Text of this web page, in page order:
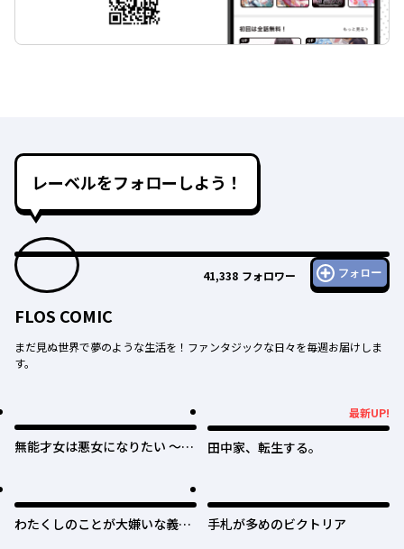
レーベルをフォローしよう！
41,338 フォロワー フォロー
FLOS COMIC
まだ見ぬ世界で夢のような生活を！ファンタジックな日々を毎週お届けしま
す。
無能才女は悪女になりたい ～義
最新UP!
田中家、転生する。
わたくしのことが大嫌いな義弟
手札が多めのビクトリア